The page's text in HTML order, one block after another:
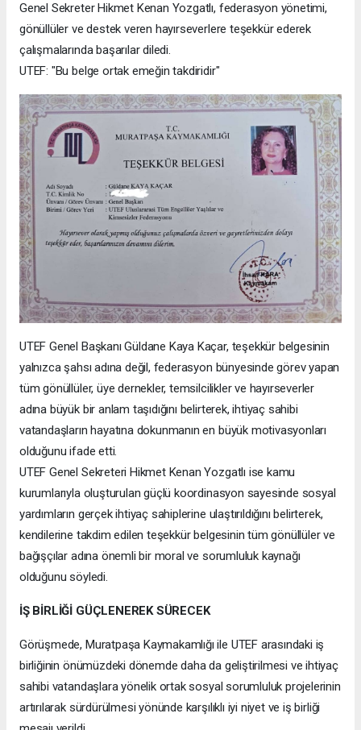
Genel Sekreter Hikmet Kenan Yozgatlı, federasyon yönetimi,
gönüllüler ve destek veren hayırseverlere teşekkür ederek
çalışmalarında başarılar diledi.
UTEF: "Bu belge ortak emeğin takdiridir"
UTEF Genel Başkanı Güldane Kaya Kaçar, teşekkür belgesinin
yalnızca şahsı adına değil, federasyon bünyesinde görev yapan
tüm gönüllüler, üye dernekler, temsilcilikler ve hayırseverler
adına büyük bir anlam taşıdığını belirterek, ihtiyaç sahibi
vatandaşların hayatına dokunmanın en büyük motivasyonları
olduğunu ifade etti.
UTEF Genel Sekreteri Hikmet Kenan Yozgatlı ise kamu
kurumlarıyla oluşturulan güçlü koordinasyon sayesinde sosyal
yardımların gerçek ihtiyaç sahiplerine ulaştırıldığını belirterek,
kendilerine takdim edilen teşekkür belgesinin tüm gönüllüler ve
bağışçılar adına önemli bir moral ve sorumluluk kaynağı
olduğunu söyledi.
İŞ BİRLİĞİ GÜÇLENEREK SÜRECEK
Görüşmede, Muratpaşa Kaymakamlığı ile UTEF arasındaki iş
birliğinin önümüzdeki dönemde daha da geliştirilmesi ve ihtiyaç
sahibi vatandaşlara yönelik ortak sosyal sorumluluk projelerinin
artırılarak sürdürülmesi yönünde karşılıklı iyi niyet ve iş birliği